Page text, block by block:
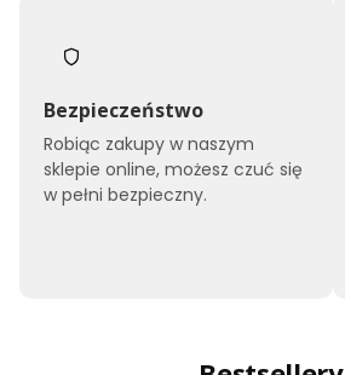
Bezpieczeństwo
Robiąc zakupy w naszym
sklepie online, możesz czuć się
w pełni bezpieczny.